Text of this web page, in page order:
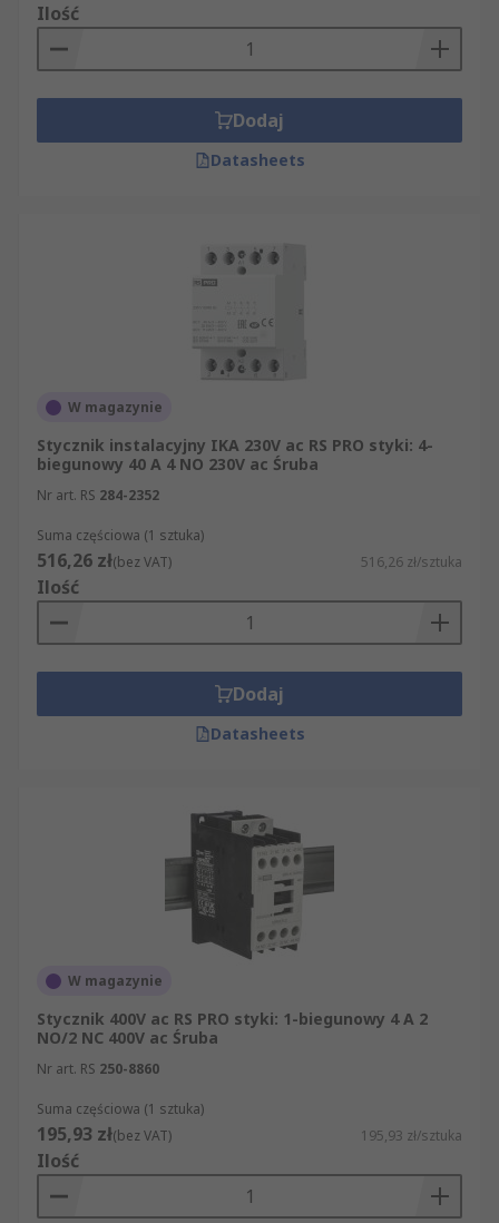
Ilość
Dodaj
Datasheets
W magazynie
Stycznik instalacyjny IKA 230V ac RS PRO styki: 4-
biegunowy 40 A 4 NO 230V ac Śruba
Nr art. RS 284-2352
Suma częściowa (1 sztuka)
516,26 zł(bez VAT) 516,26 zł/sztuka
Ilość
Dodaj
Datasheets
W magazynie
Stycznik 400V ac RS PRO styki: 1-biegunowy 4 A 2
NO/2 NC 400V ac Śruba
Nr art. RS 250-8860
Suma częściowa (1 sztuka)
195,93 zł(bez VAT) 195,93 zł/sztuka
Ilość